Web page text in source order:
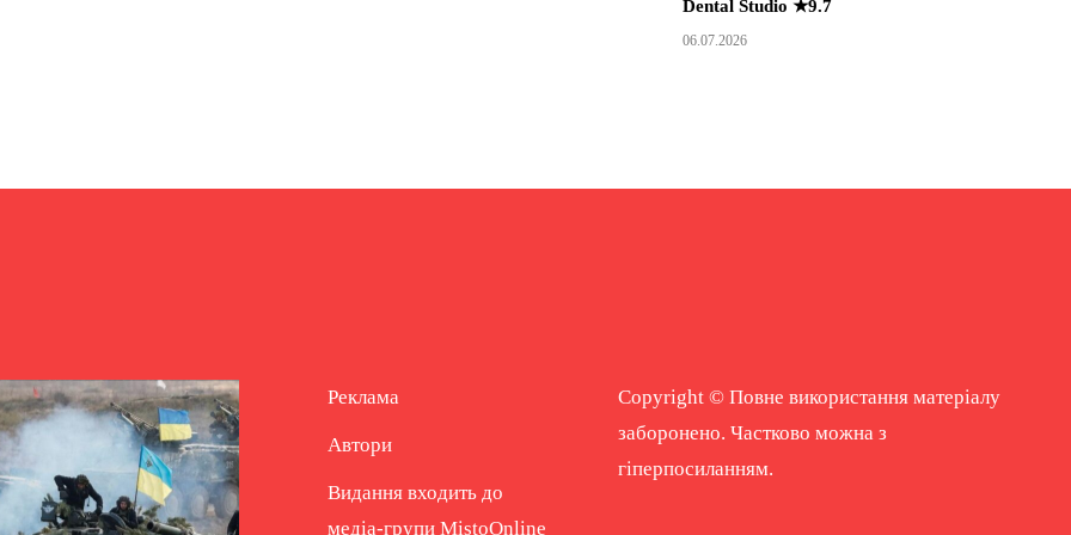
Dental Studio ★9.7
06.07.2026
Реклама
Автори
Видання входить до
медіа-групи MistoOnline
Copyright © Повне використання матеріалу
заборонено. Частково можна з
гіперпосиланням.